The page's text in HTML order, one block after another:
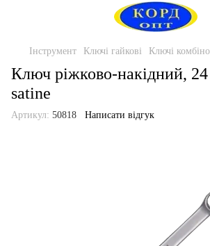
Інструмент Ключі гайкові Ключі
Ключ ріжково-накідний,
satine
Артикул: 50818 Написати відгук